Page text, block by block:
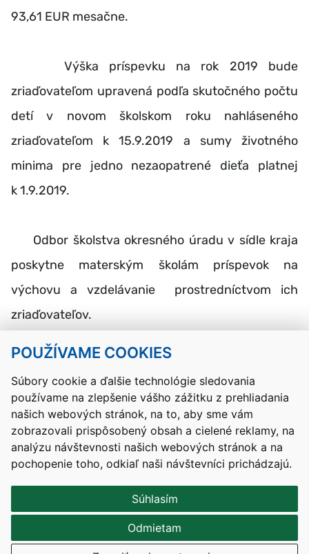
POUŽÍVAME COOKIES
Súbory cookie a ďalšie technológie sledovania
používame na zlepšenie vášho zážitku z prehliadania
našich webových stránok, na to, aby sme vám
zobrazovali prispôsobený obsah a cielené reklamy, na
analýzu návštevnosti našich webových stránok a na
pochopenie toho, odkiaľ naši návštevníci prichádzajú.
Súhlasím
Odmietam
93,61 EUR mesačne.
Výška príspevku na rok 2019 bude
zriaďovateľom upravená podľa skutočného počtu
detí v novom školskom roku nahláseného
zriaďovateľom k 15.9.2019 a sumy životného
minima pre jedno nezaopatrené dieťa platnej
k 1.9.2019.
Odbor školstva okresného úradu v sídle kraja
poskytne materským školám príspevok na
výchovu a vzdelávanie prostredníctvom ich
zriaďovateľov.
Kontakty Mapa stránky RSS
Vyhlásenie o prístupnosti
Nastavenia cookies
Prevádzkovateľom služby je Ministerstvo školstva, výskumu,
vývoja a mládeže Slovenskej republiky.